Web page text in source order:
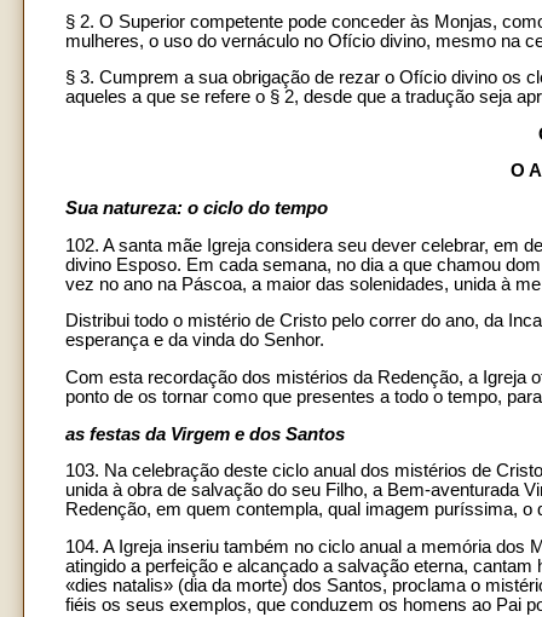
§ 2. O Superior competente pode conceder às Monjas,
mulheres, o uso do vernáculo no Ofício divino, mesmo na
§ 3. Cumprem a sua obrigação de rezar o Ofício divino os
aqueles a que se refere o § 2, desde que a tradução seja
O
Sua natureza: o ciclo do tempo
102. A santa mãe Igreja considera seu dever celebrar, em
divino Esposo. Em cada semana, no dia a que chamou
vez no ano na Páscoa, a maior das solenidades, unida à
Distribui todo o mistério de Cristo pelo correr do ano, da
esperança e da vinda do Senhor.
Com esta recordação dos mistérios da Redenção, a Igreja
ponto de os tornar como que presentes a todo o tempo,
as festas da Virgem e dos Santos
103. Na celebração deste ciclo anual dos mistérios de
unida à obra de salvação do seu Filho, a Bem-aventurada
Redenção, em quem contempla, qual imagem puríssima,
104. A Igreja inseriu também no ciclo anual a memória dos
atingido a perfeição e alcançado a salvação eterna,
«dies natalis» (dia da morte) dos Santos, proclama o
fiéis os seus exemplos, que conduzem os homens ao Pai